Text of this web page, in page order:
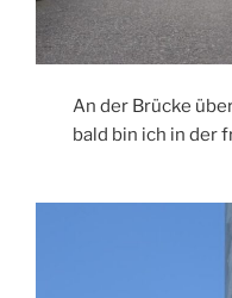
An der Brücke
bald bin ich in der